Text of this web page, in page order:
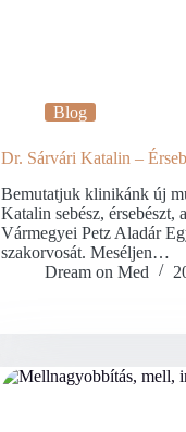
Blog
Dr. Sárvári Katalin –
Bemutatjuk klinikánk új
Katalin sebész,
Vármegyei Petz Aladár
szakorvosát. Meséljen…
Dream on Med